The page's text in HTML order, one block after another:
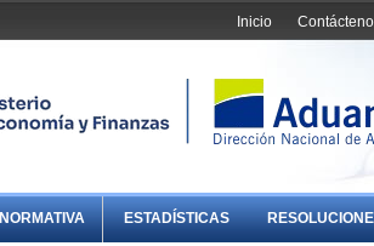
Inicio
NORMATIVA ESTADÍSTICAS